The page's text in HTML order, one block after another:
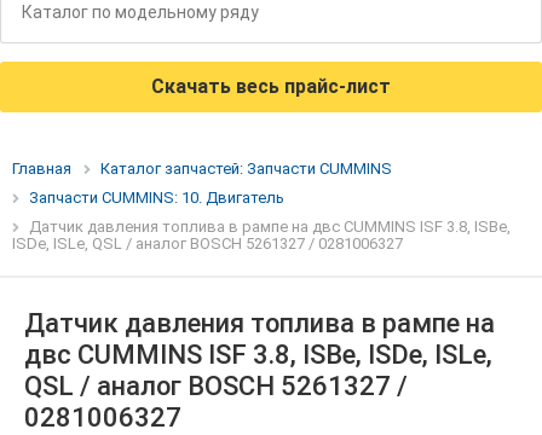
Каталог по модельному ряду
Скачать весь прайс-лист
Главная
Каталог запчастей: Запчасти CUMMINS
Запчасти CUMMINS: 10. Двигатель
Датчик давления топлива в рампе на двс CUMMINS ISF 3.8, ISBe,
ISDe, ISLe, QSL / аналог BOSCH 5261327 / 0281006327
Датчик давления топлива в рампе на
двс CUMMINS ISF 3.8, ISBe, ISDe, ISLe,
QSL / аналог BOSCH 5261327 /
0281006327